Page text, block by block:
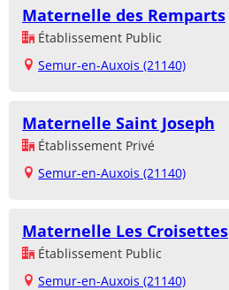
Maternelle des Remparts
Établissement Public
Semur-en-Auxois (21140)
Maternelle Saint Joseph
Établissement Privé
Semur-en-Auxois (21140)
Maternelle Les Croisettes
Établissement Public
Semur-en-Auxois (21140)